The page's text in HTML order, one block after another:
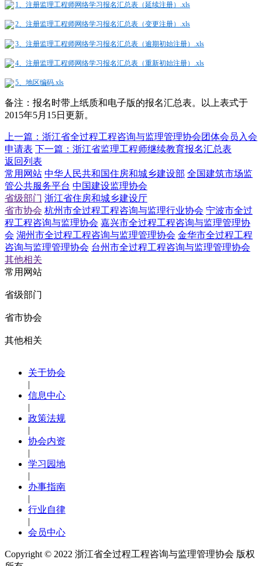
1、注册监理工程师网络学习报名汇总表（延续注册）.xls
2、注册监理工程师网络学习报名汇总表（变更注册）.xls
3、注册监理工程师网络学习报名汇总表（逾期初始注册）.xls
4、注册监理工程师网络学习报名汇总表（重新初始注册）.xls
5、地区编码.xls
备注：报名时带上纸质和电子版的报名汇总表。以上表式于
2015年5月15日更新。
上一篇： 浙江省全过程工程咨询与监理管理协会团体会员入会
申请表 下一篇： 浙江省监理工程师继续教育报名汇总表
返回列表
常用网站 中华人民共和国住房和城乡建设部 全国建筑市场监
管公共服务平台 中国建设监理协会
省级部门 浙江省住房和城乡建设厅
省市协会 杭州市全过程工程咨询与监理行业协会 宁波市全过
程工程咨询与监理协会 嘉兴市全过程工程咨询与监理管理协
会 湖州市全过程工程咨询与监理管理协会 金华市全过程工程
咨询与监理管理协会 台州市全过程工程咨询与监理管理协会
其他相关
常用网站
省级部门
省市协会
其他相关
关于协会
|
信息中心
|
政策法规
|
协会内资
|
学习园地
|
办事指南
|
行业自律
|
会员中心
Copyright © 2022 浙江省全过程工程咨询与监理管理协会 版权